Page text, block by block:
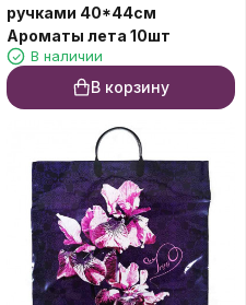
ручками 40*44см
Ароматы лета 10шт
В наличии
В корзину